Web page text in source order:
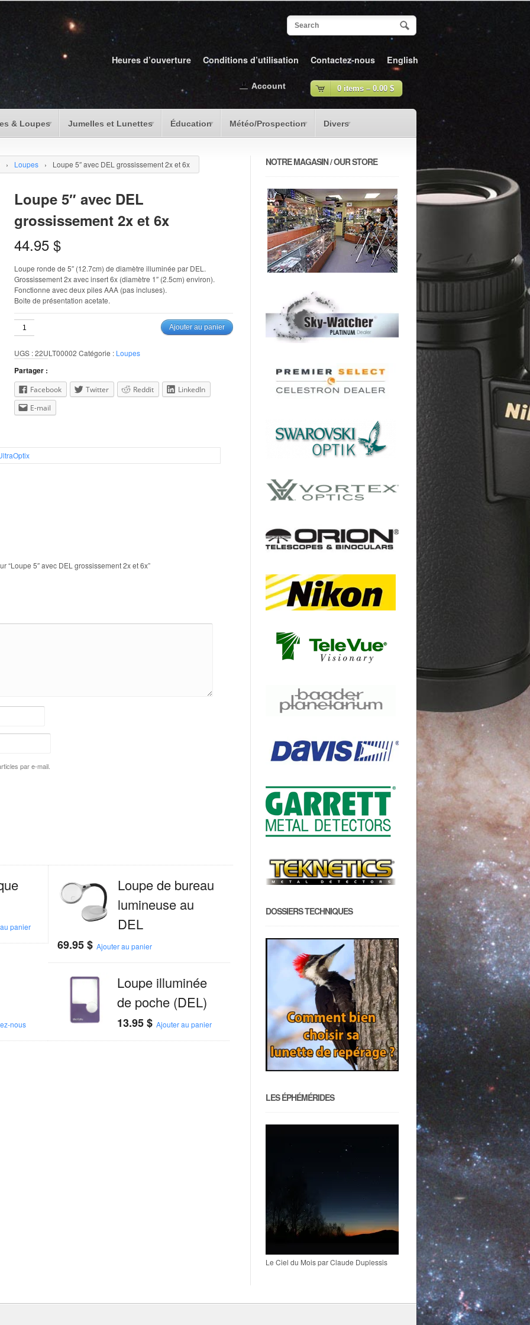
Heures d’ouverture Conditions d’utilisation Contactez-nous English
& Loupes Jumelles et Lunettes Éducation Météo/Prospection Divers
0 items – 0.00 $
Account
› Loupes › Loupe 5″ avec DEL grossissement 2x et 6x
Loupe 5″ avec DEL
grossissement 2x et 6x
44.95 $
Loupe ronde de 5″ (12.7cm) de diamètre illuminée par DEL.
Grossissement 2x avec insert 6x (diamètre 1″ (2.5cm) environ).
Fonctionne avec deux piles AAA (pas incluses).
Boite de présentation acetate.
quantité
de
5″
avec
grossissement
2x
et
Ajouter au panier
UGS :22ULT00002 Catégorie : Loupes
Partager :
Facebook Twitter Reddit
LinkedIn
E-mail
“Loupe 5″ avec DEL grossissement 2x et 6x”
par e-mail.
panier
Loupe de bureau
lumineuse au
DEL
69.95$ Ajouter au panier
nous
Loupe illuminée
de poche (DEL)
13.95$ Ajouter au panier
NOTRE MAGASIN / OUR STORE
DOSSIERS TECHNIQUES
LES ÉPHÉMÉRIDES
Le Ciel du Mois par Claude Duplessis